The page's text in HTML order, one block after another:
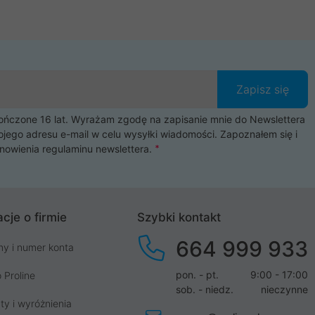
Zapisz się
16 lat. Wyrażam zgodę na zapisanie mnie do Newslettera
adresu e-mail w celu wysyłki wiadomości. Zapoznałem się i
regulaminu newslettera.
o firmie
i numer konta
Proline
i wyróżnienia
Szybki kontakt
664 999 933
pon. - pt.
9:00 - 17:00
sob. - niedz.
nieczynne